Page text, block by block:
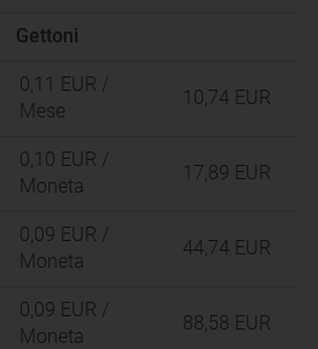
Gettoni
0,11 EUR /
Mese
10,74 EUR
0,10 EUR /
Moneta
17,89 EUR
0,09 EUR /
Moneta
44,74 EUR
0,09 EUR /
Moneta
88,58 EUR